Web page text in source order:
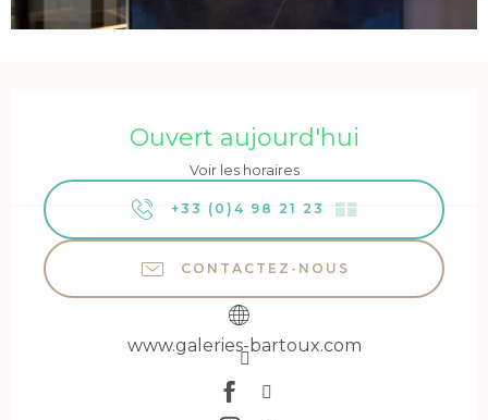
Ouvert aujourd'hui
Voir les horaires
+33 (0)4 98 21 23 ▒▒
CONTACTEZ-NOUS
www.galeries-bartoux.com